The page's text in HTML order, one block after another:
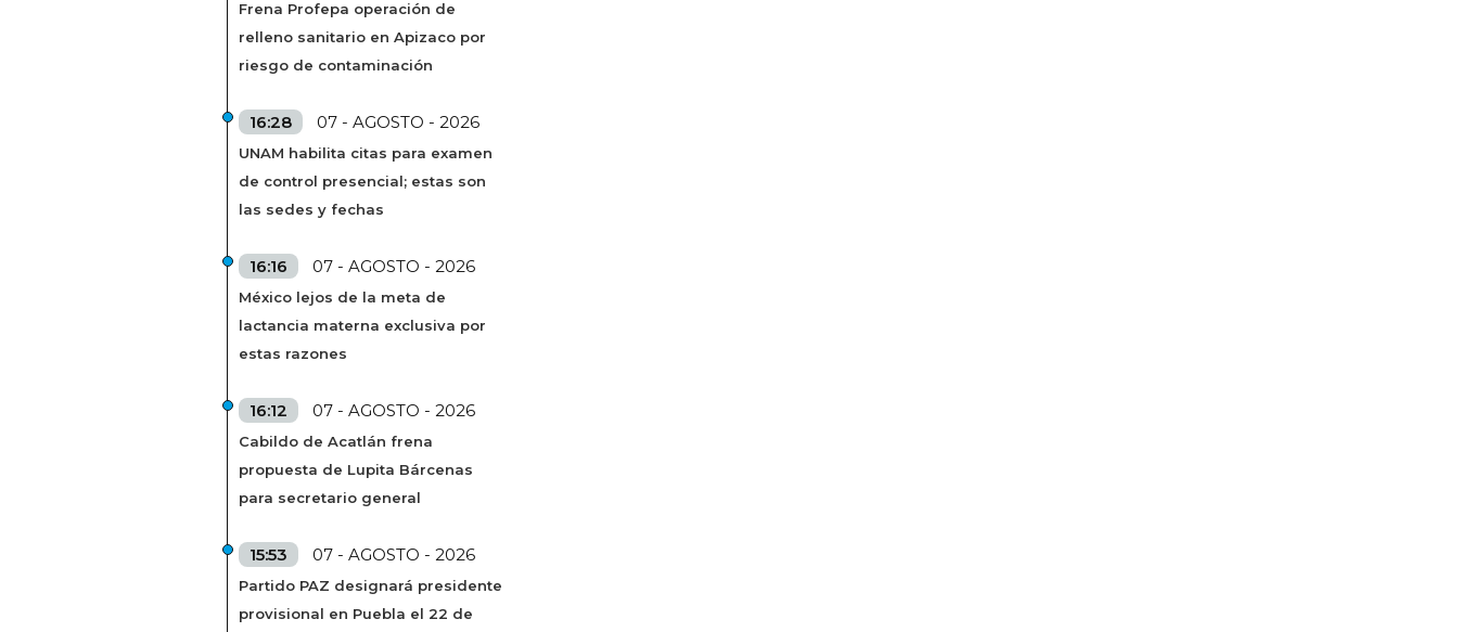
Frena Profepa operación de
relleno sanitario en Apizaco por
riesgo de contaminación
16:28 07 - AGOSTO - 2026
UNAM habilita citas para examen
de control presencial; estas son
las sedes y fechas
16:16 07 - AGOSTO - 2026
México lejos de la meta de
lactancia materna exclusiva por
estas razones
16:12 07 - AGOSTO - 2026
Cabildo de Acatlán frena
propuesta de Lupita Bárcenas
para secretario general
15:53 07 - AGOSTO - 2026
Partido PAZ designará presidente
provisional en Puebla el 22 de